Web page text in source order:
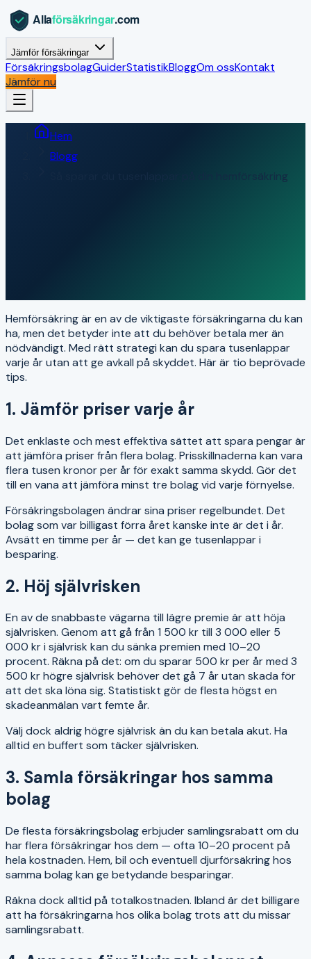
Jämför försäkringar
FörsäkringsbolagGuiderStatistikBloggOm ossKontakt
Jämför nu
Hem
Blogg
Så sparar du tusenlappar på din hemförsäkring
Hemförsäkring är en av de viktigaste försäkringarna du kan
ha, men det betyder inte att du behöver betala mer än
nödvändigt. Med rätt strategi kan du spara tusenlappar
varje år utan att ge avkall på skyddet. Här är tio beprövade
tips.
1. Jämför priser varje år
Det enklaste och mest effektiva sättet att spara pengar är
att jämföra priser från flera bolag. Prisskillnaderna kan vara
flera tusen kronor per år för exakt samma skydd. Gör det
till en vana att jämföra minst tre bolag vid varje förnyelse.
Försäkringsbolagen ändrar sina priser regelbundet. Det
bolag som var billigast förra året kanske inte är det i år.
Avsätt en timme per år — det kan ge tusenlappar i
besparing.
2. Höj självrisken
En av de snabbaste vägarna till lägre premie är att höja
självrisken. Genom att gå från 1 500 kr till 3 000 eller 5
000 kr i självrisk kan du sänka premien med 10–20
procent. Räkna på det: om du sparar 500 kr per år med 3
500 kr högre självrisk behöver det gå 7 år utan skada för
att det ska löna sig. Statistiskt gör de flesta högst en
skadeanmälan vart femte år.
Välj dock aldrig högre självrisk än du kan betala akut. Ha
alltid en buffert som täcker självrisken.
3. Samla försäkringar hos samma
bolag
De flesta försäkringsbolag erbjuder samlingsrabatt om du
har flera försäkringar hos dem — ofta 10–20 procent på
hela kostnaden. Hem, bil och eventuell djurförsäkring hos
samma bolag kan ge betydande besparingar.
Räkna dock alltid på totalkostnaden. Ibland är det billigare
att ha försäkringarna hos olika bolag trots att du missar
samlingsrabatt.